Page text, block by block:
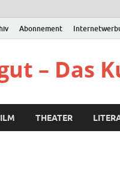
Abonnement
– Das
THEATER